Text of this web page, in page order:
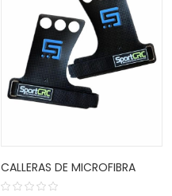
CALLERAS DE MICROFIBRA